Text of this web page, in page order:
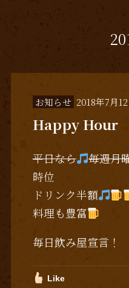
お知らせ 2018年7月
Happy Hour
平日なら 毎週月
時位
ドリンク半額
料理も豊富
毎日飲み屋宣言！
Like